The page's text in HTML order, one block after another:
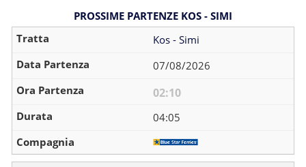
PROSSIME PARTENZE KOS - SIMI
Kos - Simi
07/08/2026
02:10
04:05